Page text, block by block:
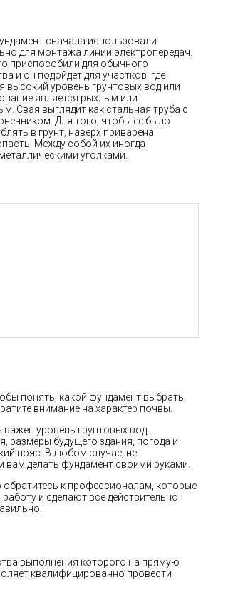
сначала использовали
для монтажа линий электропередач.
приспособили для обычного
и он подойдёт для участков, где
высокий уровень грунтовых вод или
является рыхлым или
Свая выглядит как стальная труба с
Для того, чтобы ее было
в грунт, наверх приварена
Между собой их иногда
уголками.
понять, какой фундамент выбрать
внимание на характер почвы.
важен уровень грунтовых вод,
размеры будущего здания, погода и
пояс. В любом случае, не
вам делать фундамент своими руками.
обратитесь к профессионалам, которые
и сделают всё действительно
выполнения которого на прямую
квалифицированно провести